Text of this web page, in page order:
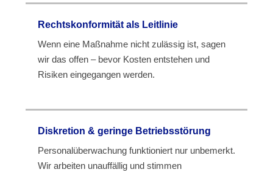
Rechtskonformität als Leitlinie
Wenn eine Maßnahme nicht zulässig ist, sagen
wir das offen – bevor Kosten entstehen und
Risiken eingegangen werden.
Diskretion & geringe Betriebsstörung
Personalüberwachung funktioniert nur unbemerkt.
Wir arbeiten unauffällig und stimmen